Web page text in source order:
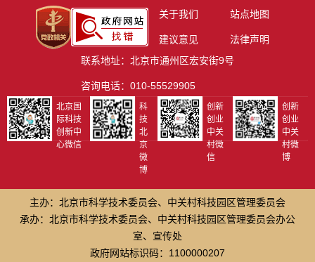
关于我们 站点地图
建议意见
法律声明
联系地址：北京市通州区宏安街9号
咨询电话：010-55529905
北京国
际科技
创新中
心微信
科
技
北
京
微
博
创新
创业
中关
村微
信
创新
创业
中关
村微
博
主办：北京市科学技术委员会、中关村科技园区管理委员会
承办：北京市科学技术委员会、中关村科技园区管理委员会办公
室、宣传处
政府网站标识码：1100000207